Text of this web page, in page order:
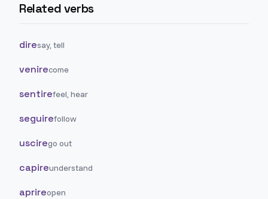
Related verbs
diresay, tell
venirecome
sentirefeel, hear
seguirefollow
uscirego out
capireunderstand
aprireopen